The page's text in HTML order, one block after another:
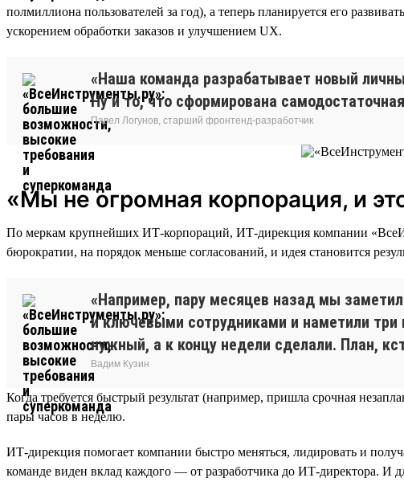
полмиллиона пользователей за год), а теперь планируется его
ускорением обработки заказов и улучшением UX.
«Наша команда разрабатывает новый
Ну и то, что сформирована
Павел Логунов, старший фронтенд-разработчик
«Мы не огромная корпорация, и
По меркам крупнейших ИТ-корпораций, ИТ-дирекция компании
бюрократии, на порядок меньше согласований, и идея становится
«Например, пару месяцев назад мы
и ключевыми сотрудниками и наметили
нужный, а к концу недели сделали. План,
Вадим Кузин
Когда требуется быстрый результат (например, пришла срочная
пары часов в неделю.
ИТ-дирекция помогает компании быстро меняться, лидировать и
команде виден вклад каждого — от разработчика до ИТ-директора. И